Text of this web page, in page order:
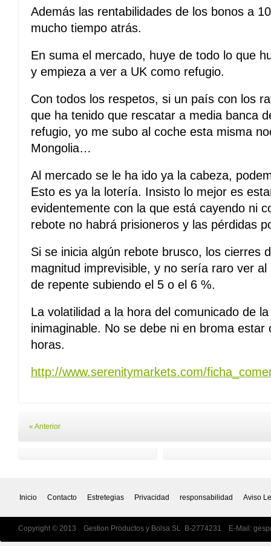
Además las rentabilidades de los bonos a
mucho tiempo atrás.
En suma el mercado, huye de todo lo que
y empieza a ver a UK como refugio.
Con todos los respetos, si un país con los
que ha tenido que rescatar a media banca
refugio, yo me subo al coche esta misma
Mongolia…
Al mercado se le ha ido ya la cabeza,
Esto es ya la lotería. Insisto lo mejor es
evidentemente con la que está cayendo ni
rebote no habrá prisioneros y las pérdidas
Si se inicia algún rebote brusco, los cierres
magnitud imprevisible, y no sería raro ver
de repente subiendo el 5 o el 6 %.
La volatilidad a la hora del comunicado de
inimaginable. No se debe ni en broma
horas.
http://www.serenitymarkets.com/
« Anterior
Inicio Contacto Estretegias Privacidad responsabilidad Aviso
Copyright © 2013 Gestion Productos y Bolsa SL B-2774231 E-Mail: